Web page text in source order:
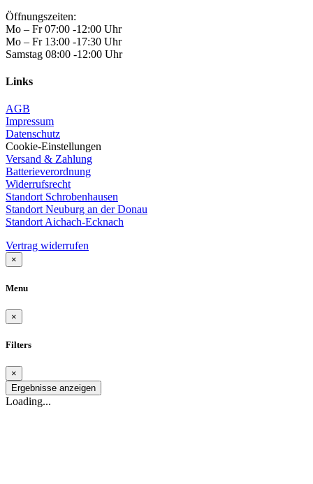
Öffnungszeiten:
Mo – Fr 07:00 -12:00 Uhr
Mo – Fr 13:00 -17:30 Uhr
Samstag 08:00 -12:00 Uhr
Links
AGB
Impressum
Datenschutz
Cookie-Einstellungen
Versand & Zahlung
Batterieverordnung
Widerrufsrecht
Standort Schrobenhausen
Standort Neuburg an der Donau
Standort Aichach-Ecknach
Vertrag widerrufen
×
Menu
×
Filters
×
Ergebnisse anzeigen
Loading...